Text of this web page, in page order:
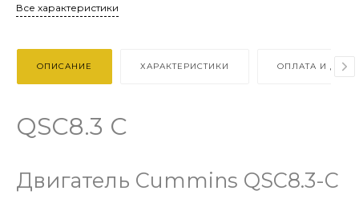
Все характеристики
ОПИСАНИЕ ХАРАКТЕРИСТИКИ ОПЛАТА И
QSC8.3 С
Двигатель Cummins QSC8.3-С